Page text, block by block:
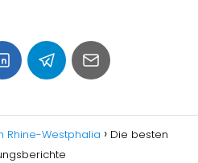
Rhine-Westphalia
Die besten